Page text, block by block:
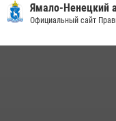
«Каникулы с
Ямало-Ненецкий
Официальный сайт